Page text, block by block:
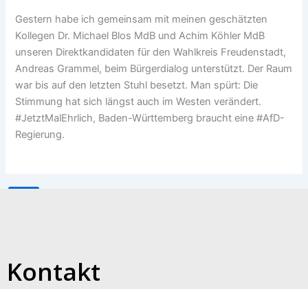
Parlamentarische Versammlung
Meine Themen
Verbandsversammlung Rhein-Neckar-
Kreis
Kreistag
Baden-Württemberg
Heimatliebe
Wofür ich mich einsetze
Gestern habe ich gemeinsam mit meinen geschätzten
Kollegen Dr. Michael Blos MdB und Achim Köhler MdB
unseren Direktkandidaten für den Wahlkreis Freudenstadt,
Andreas Grammel, beim Bürgerdialog unterstützt. Der Raum
war bis auf den letzten Stuhl besetzt. Man spürt: Die
Stimmung hat sich längst auch im Westen verändert.
#JetztMalEhrlich, Baden-Württemberg braucht eine #AfD-
Regierung.
Kontakt